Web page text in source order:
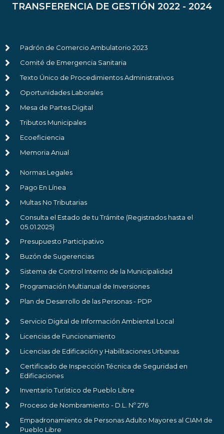
TRANSFERENCIA DE GESTIÓN 2022 - 2024
Padrón de Comercio Ambulatorio 2023
Comité de Emergencia Sanitaria
Texto Único de Procedimientos Administrativos
Oportunidades Laborales
Mesa de Partes Digital
Tributos Municipales
Ecoeficiencia
Memoria Anual
Normas Legales
Pago En Línea
Multas No Tributarias
Consulta el Estado de tu Trámite (Registrados hasta el
05.01.2025)
Presupuesto Participativo
Buzón de Sugerencias
Sistema de Control Interno de la Municipalidad
Programación Multianual de Inversiones
Plan de Desarrollo de las Personas - PDP
Servicio Digital de Información Ambiental Local
Licencias de Funcionamiento
Licencias de Edificación y Habilitaciones Urbanas
Certificado de Inspección Técnica de Seguridad en
Edificaciones
Inventario Turístico de Pueblo Libre
Proceso de Nombramiento - D.L. Nº 276
Empadronamiento de Personas Adulto Mayores al CIAM de
Pueblo Libre